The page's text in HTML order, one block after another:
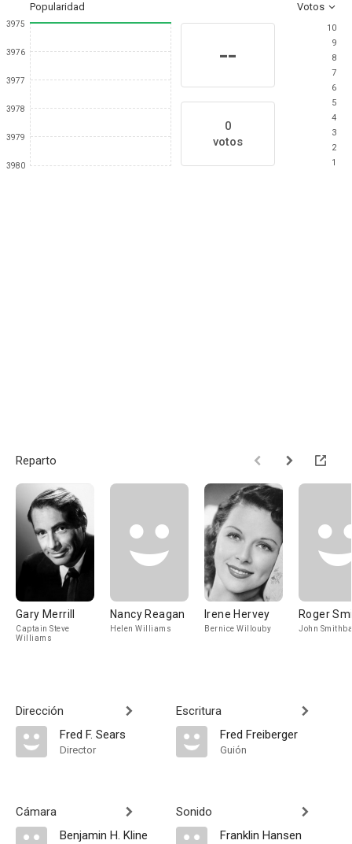
Popularidad Votos
3975
3976
3977
3978
3979
3980
--
0
votos
10
9
8
7
6
5
4
3
2
1
Reparto
Gary Merrill
Captain Steve
Williams
Nancy Reagan
Helen Williams
Irene Hervey
Bernice Willouby
Roger
John
Dirección
Fred F. Sears
Director
Cámara
Benjamin H. Kline
Escritura
Fred Freiberger
Guión
Sonido
Franklin Hansen